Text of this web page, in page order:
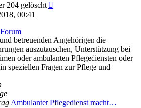
204 gelöscht
00:41
betreuenden Angehörigen die
auszutauschen, Unterstützung bei
oder ambulanten Pflegediensten oder
speziellen Fragen zur Pflege und
Ambulanter Pflegedienst macht…